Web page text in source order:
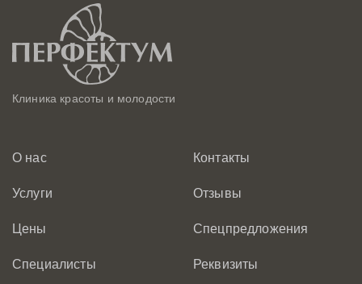
Клиника красоты и молодости
О нас
Услуги
Цены
Специалисты
Контакты
Отзывы
Спецпредложения
Реквизиты